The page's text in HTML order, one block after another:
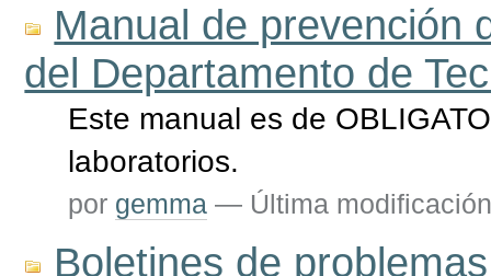
Manual de prevención
del Departamento de
Este manual es de
laboratorios.
por gemma — Última
Boletines de problemas